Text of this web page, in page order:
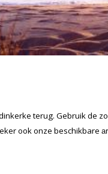
terug. Gebruik de
ook onze beschikbare